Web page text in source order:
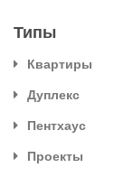
Типы
Квартиры
Дуплекс
Пентхаус
Проекты